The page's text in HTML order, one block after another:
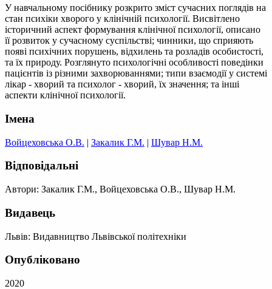
У навчальному посібнику розкрито зміст сучасних поглядів на
стан психіки хворого у клінічній психології. Висвітлено
історичний аспект формування клінічної психології, описано
її розвиток у сучасному суспільстві; чинники, що сприяють
появі психічних порушень, відхилень та розладів особистості,
та їх природу. Розглянуто психологічні особливості поведінки
пацієнтів із різними захворюваннями; типи взаємодії у системі
лікар - хворий та психолог - хворий, їх значення; та інші
аспекти клінічної психології.
Імена
Войцеховська О.В. | Закалик Г.М. | Шувар Н.М.
Відповідальні
Автори: Закалик Г.М., Войцеховська О.В., Шувар Н.М.
Видавець
Львів: Видавництво Львівської політехніки
Опубліковано
2020